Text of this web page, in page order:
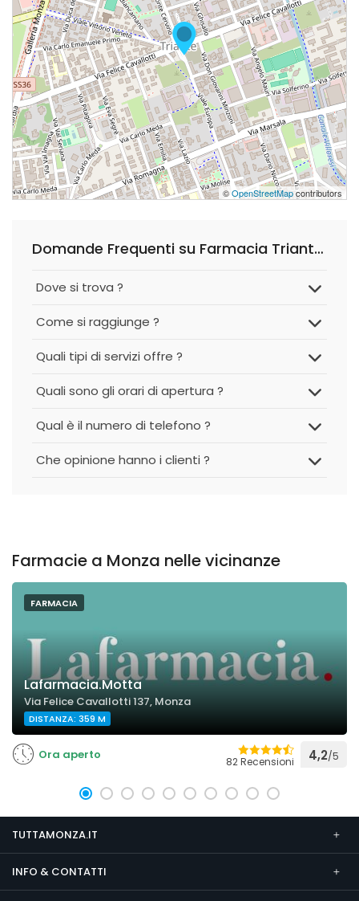
©OpenStreetMapcontributors
Domande Frequenti su Farmacia Triante - Rete Club Salute
Dove si trova ?
Come si raggiunge ?
Quali tipi di servizi offre ?
Quali sono gli orari di apertura ?
Qual è il numero di telefono ?
Che opinione hanno i clienti ?
Farmacie a Monza nelle vicinanze
FARMACIA
Lafarmacia.Motta
Via Felice Cavallotti 137, Monza
DISTANZA: 359 M
Ora aperto 82 Recensioni 4,2/5
TUTTAMONZA.IT
INFO & CONTATTI